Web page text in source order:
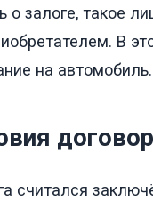
залоге, такое
В
на автомобиль.
считался